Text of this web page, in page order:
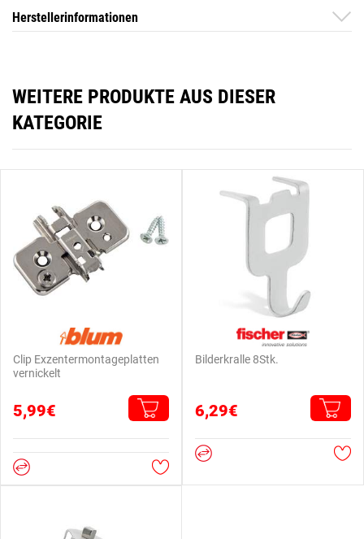
Herstellerinformationen
WEITERE PRODUKTE AUS DIESER
KATEGORIE
Clip Exzentermontageplatten
vernickelt
5,99€
Bilderkralle 8Stk.
6,29€